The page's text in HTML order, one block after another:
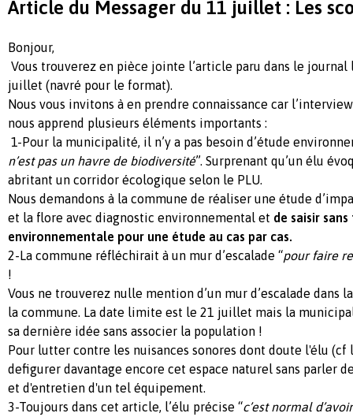
Article du Messager du 11 juillet : Les
Bonjour,
Vous trouverez en pièce jointe l’article paru dans le journal
juillet (navré pour le format).
Nous vous invitons à en prendre connaissance car
nous apprend plusieurs éléments importants :
1-Pour la municipalité, il n’y a pas besoin d’étude
n’est pas un havre de biodiversité”. Surprenant qu’un élu
abritant un corridor écologique selon le PLU.
Nous demandons à la commune de réaliser une étude
et la flore avec diagnostic environnemental et de saisir
environnementale pour une étude au cas par cas.
2-La commune réfléchirait à un mur d’escalade “pour faire
!
Vous ne trouverez nulle mention d’un mur d’escalade dans
la commune. La date limite est le 21 juillet mais la
sa dernière idée sans associer la population !
Pour lutter contre les nuisances sonores dont doute l'élu
defigurer davantage encore cet espace naturel sans parler
et d'entretien d'un tel équipement.
3-Toujours dans cet article, l’élu précise “c’est normal